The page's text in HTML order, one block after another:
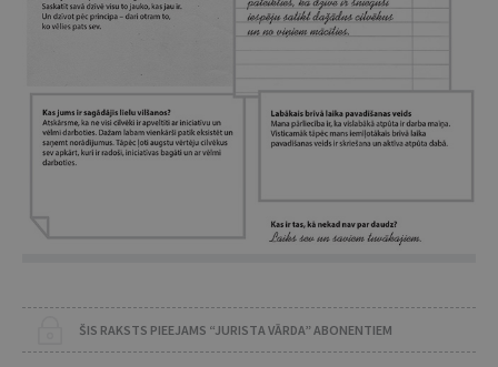
ŠIS RAKSTS PIEEJAMS “JURISTA VĀRDA” ABONENTIEM